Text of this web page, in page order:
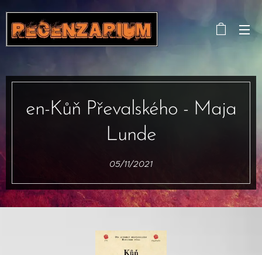
en-Kůň Převalského - Maja
Lunde
05/11/2021